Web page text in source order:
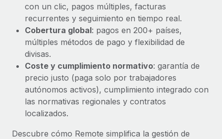
con un clic, pagos múltiples, facturas
recurrentes y seguimiento en tiempo real.
Cobertura global: pagos en 200+ países,
múltiples métodos de pago y flexibilidad de
divisas.
Coste y cumplimiento normativo: garantía de
precio justo (paga solo por trabajadores
autónomos activos), cumplimiento integrado con
las normativas regionales y contratos
localizados.
Descubre cómo Remote simplifica la gestión de